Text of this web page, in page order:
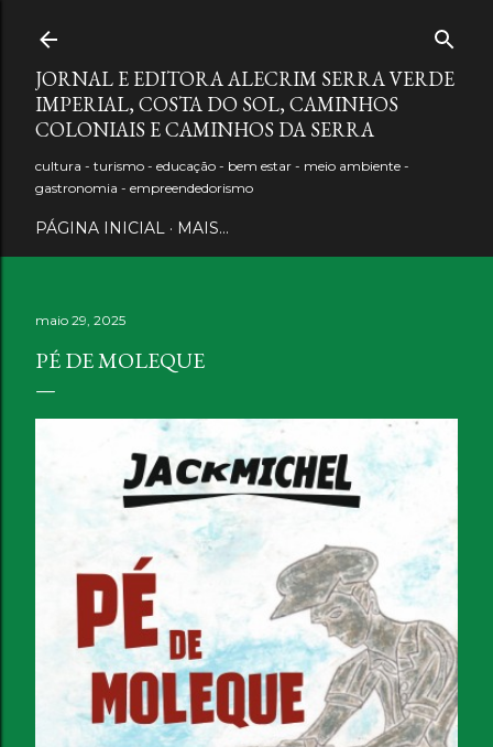
JORNAL E EDITORA ALECRIM SERRA VERDE
IMPERIAL, COSTA DO SOL, CAMINHOS
COLONIAIS E CAMINHOS DA SERRA
cultura - turismo - educação - bem estar - meio ambiente -
gastronomia - empreendedorismo
PÁGINA INICIAL MAIS…
maio 29, 2025
PÉ DE MOLEQUE